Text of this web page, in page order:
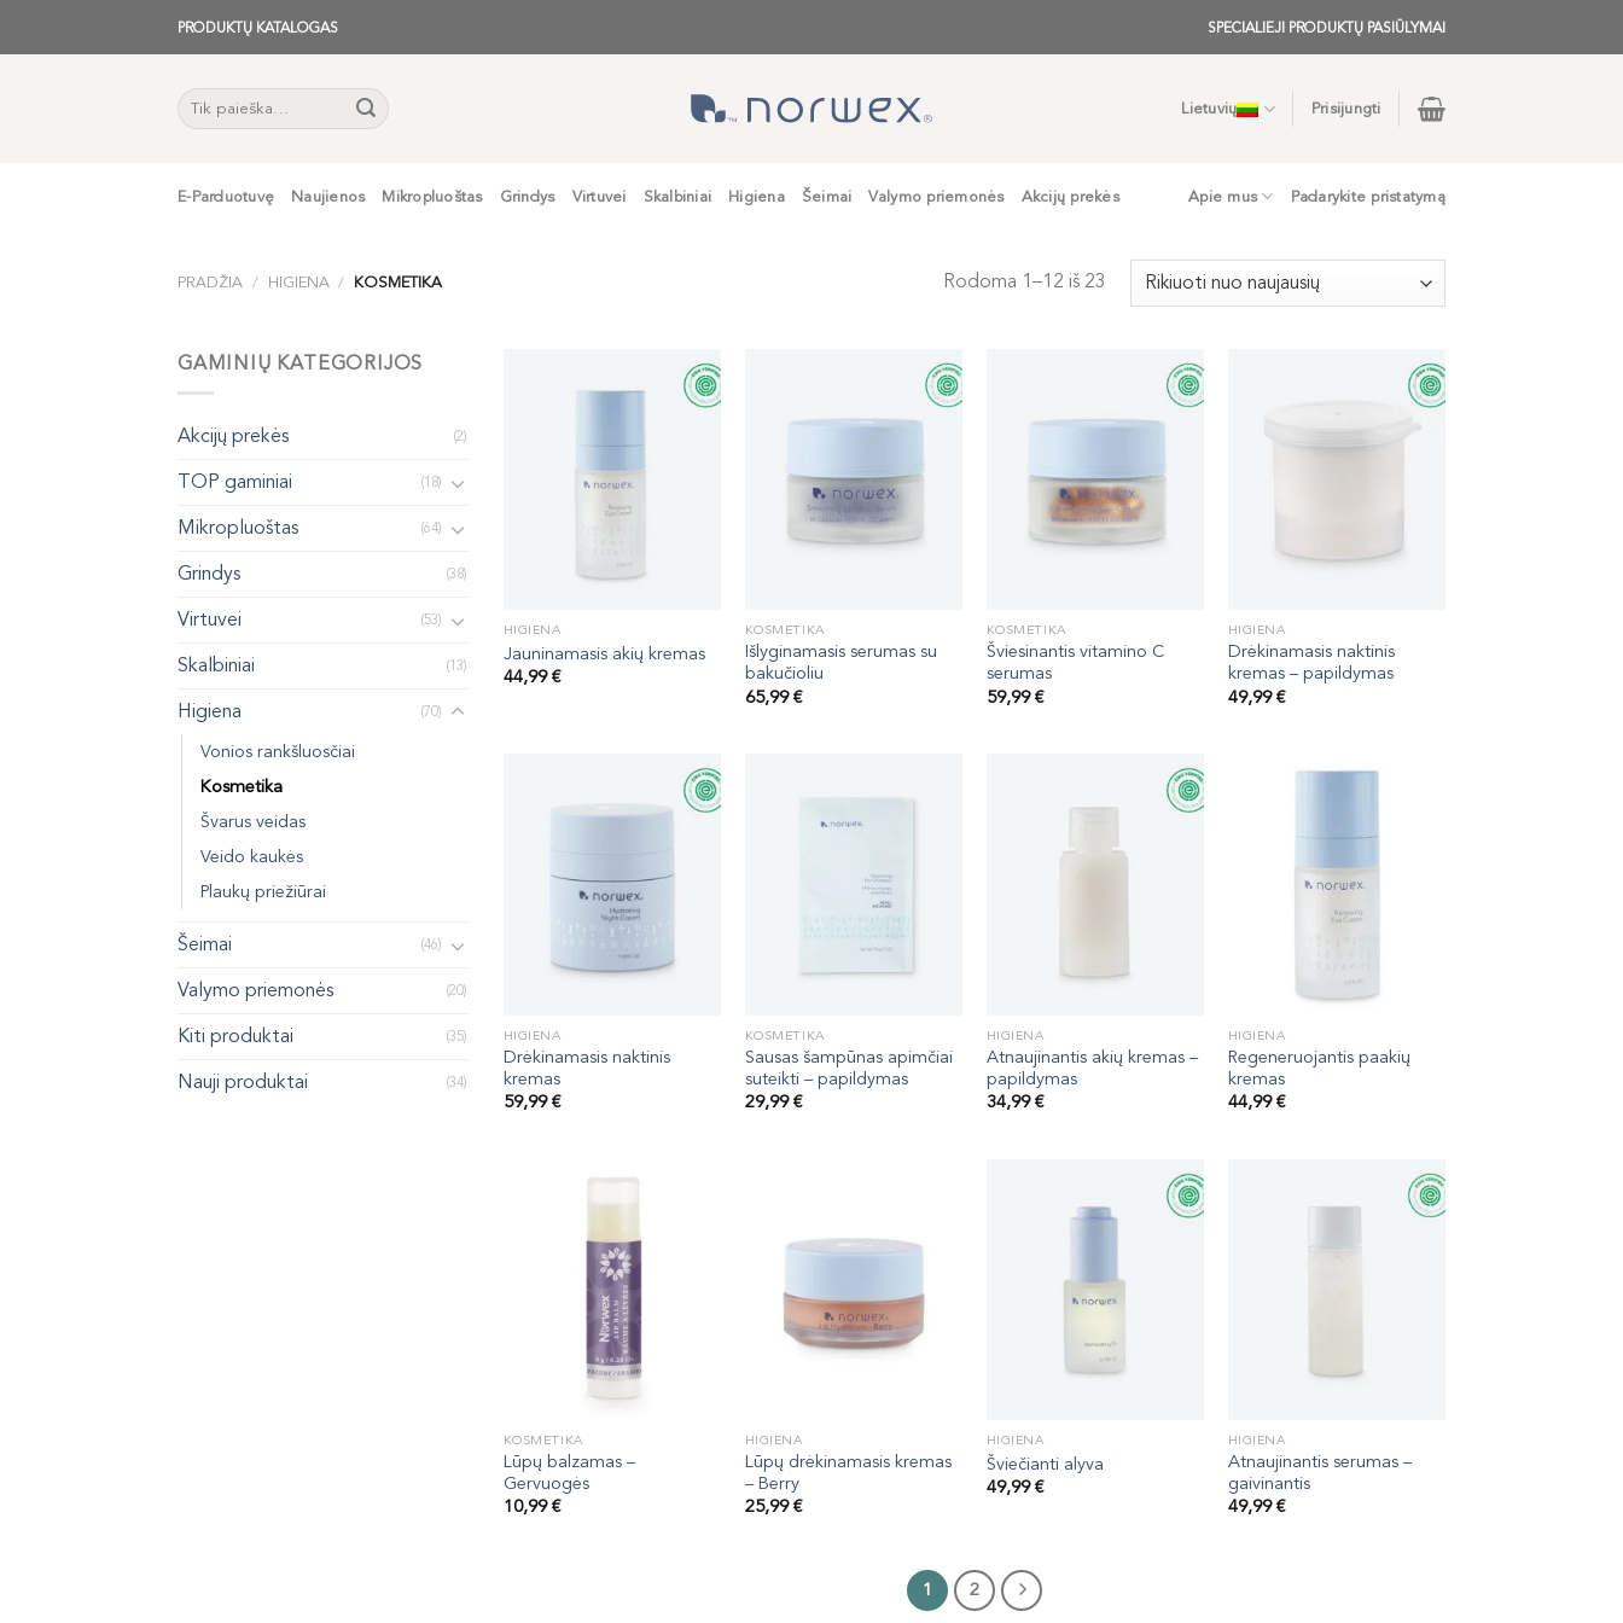
PRODUKTŲ KATALOGAS SPECIALIEJI PRODUKTŲ PASIŪLYMAI
Ieškoti: Lietuvių Prisijungti
E-Parduotuvę Naujienos Mikropluoštas Grindys Virtuvei Skalbiniai Higiena Šeimai Valymo priemonės Akcijų prekės Apie mus Padarykite pristatymą
PRADŽIA / HIGIENA / KOSMETIKA Rodoma 1–12 iš 23
GAMINIŲ KATEGORIJOS
Akcijų prekės (2)
TOP gaminiai (18)
Mikropluoštas (64)
Grindys (38)
Virtuvei (53)
Skalbiniai (13)
Higiena (70)
Vonios rankšluosčiai
Kosmetika
Švarus veidas
Veido kaukės
Plaukų priežiūrai
Šeimai (46)
Valymo priemonės (20)
Kiti produktai (35)
Nauji produktai (34)
HIGIENA
Jauninamasis akių kremas
44,99€
KOSMETIKA
Išlyginamasis serumas su
bakučioliu
65,99€
KOSMETIKA
Šviesinantis vitamino C
serumas
59,99€
HIGIENA
Drėkinamasis naktinis
kremas – papildymas
49,99€
HIGIENA
Drėkinamasis naktinis
kremas
59,99€
KOSMETIKA
Sausas šampūnas apimčiai
suteikti – papildymas
29,99€
HIGIENA
Atnaujinantis akių kremas –
papildymas
34,99€
HIGIENA
Regeneruojantis paakių
kremas
44,99€
KOSMETIKA
Lūpų balzamas –
Gervuogės
10,99€
HIGIENA
Lūpų drėkinamasis kremas
– Berry
25,99€
HIGIENA
Šviečianti alyva
49,99€
HIGIENA
Atnaujinantis serumas –
gaivinantis
49,99€
1 2